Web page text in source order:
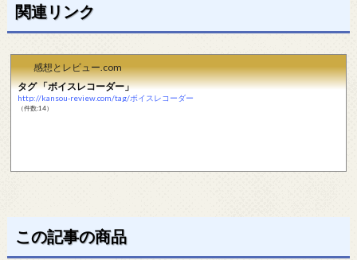
関連リンク
感想とレビュー.com
タグ 「ボイスレコーダー」
http://kansou-review.com/tag/ボイスレコーダー
（件数:14）
この記事の商品